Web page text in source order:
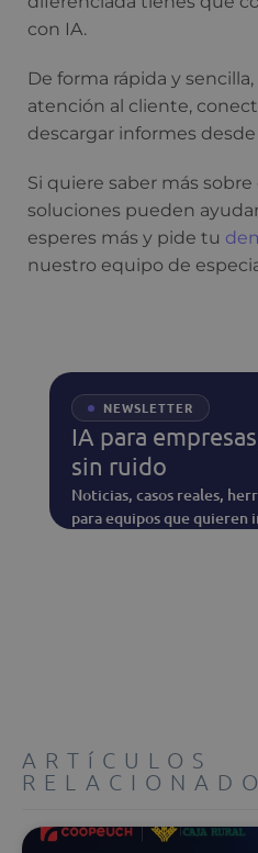
con IA.
De forma rápida y
atención al cliente,
descargar informes
Si quiere saber más
soluciones pueden
esperes más y pide tu
nuestro equipo de
NEWSLETTER
IA para
sin ruido
Noticias, casos reales,
para equipos que quieren
ARTíCULOS